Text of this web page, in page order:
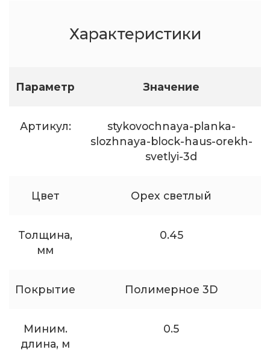
Характеристики
Параметр Значение
Артикул:
stykovochnaya-planka-
slozhnaya-block-haus-orekh-
svetlyi-3d
Цвет Орех светлый
Толщина,
мм
0.45
Покрытие Полимерное 3D
Миним.
длина, м
0.5